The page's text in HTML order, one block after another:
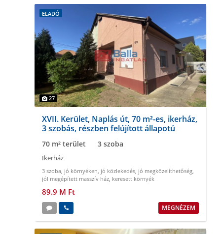
ELADÓ
27
XVII. Kerület, Naplás út, 70 m²-es, ikerház,
3 szobás, részben felújított állapotú
70 m² terület 3 szoba
Ikerház
3 szoba, jó környéken, jó közlekedés, jó megközelíthetőség,
jól megépített masszív ház, keresett környék
89.9 M Ft
MEGNÉZEM